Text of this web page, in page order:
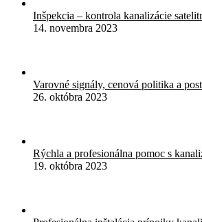
Inšpekcia – kontrola kanalizácie
14. novembra 2023
Varovné signály, cenová politika a
26. októbra 2023
Rýchla a profesionálna pomoc s
19. októbra 2023